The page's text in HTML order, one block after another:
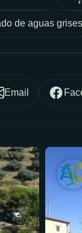
de aguas grises
Email